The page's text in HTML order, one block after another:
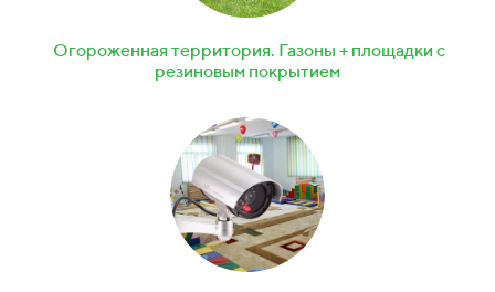
Огороженная территория. Газоны + площадки с
резиновым покрытием